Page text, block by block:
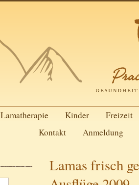
Lamatherapie Kinder
Freizeit
Kontakt
Anmeldung
Lamas frisch